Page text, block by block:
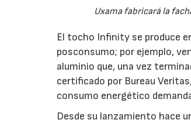
Uxama fabricará la
El tocho Infinity se produce
posconsumo; por ejemplo,
aluminio que, una vez
certificado por Bureau
consumo energético
Desde su lanzamiento hace